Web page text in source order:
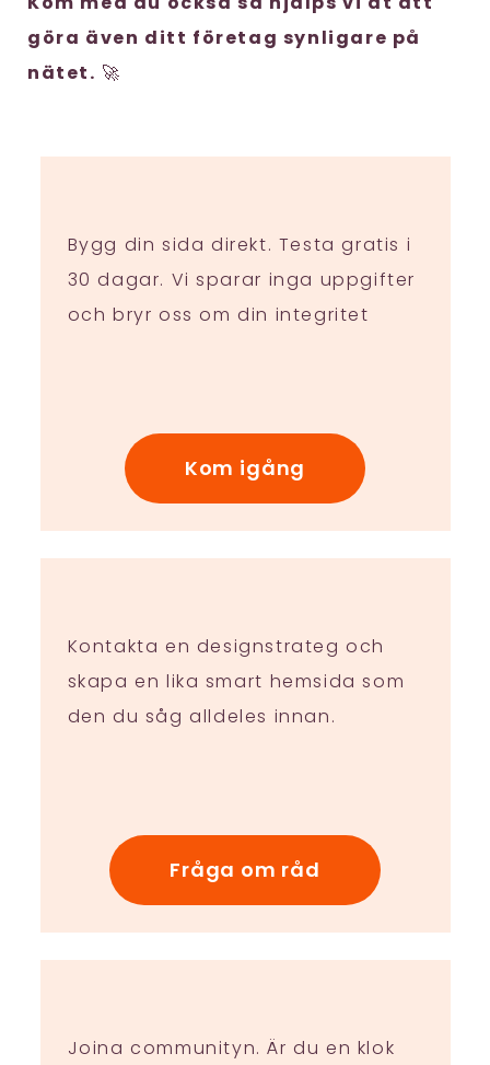
göra även ditt företag synligare på
nätet. 🚀
Bygg din sida direkt. Testa gratis i
30 dagar. Vi sparar inga uppgifter
och bryr oss om din integritet
Kom igång
Kontakta en designstrateg och
skapa en lika smart hemsida som
den du såg alldeles innan.
Fråga om råd
Joina communityn. Är du en klok